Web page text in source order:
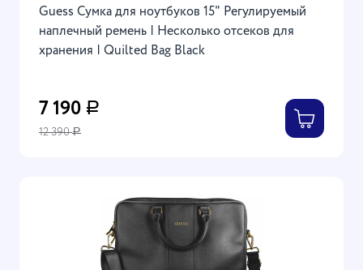
Guess Сумка для ноутбуков 15" Регулируемый
наплечный ремень | Несколько отсеков для
хранения | Quilted Bag Black
7 190 Р
12 390Р